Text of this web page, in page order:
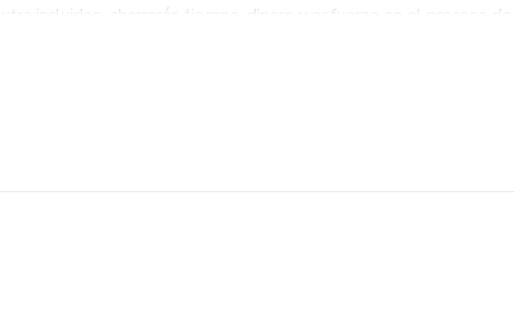
incluidos, ahorrarás tiempo, dinero y esfuerzo en el proceso de
que seas nuevo en la experiencia de tener un perro o simplemente